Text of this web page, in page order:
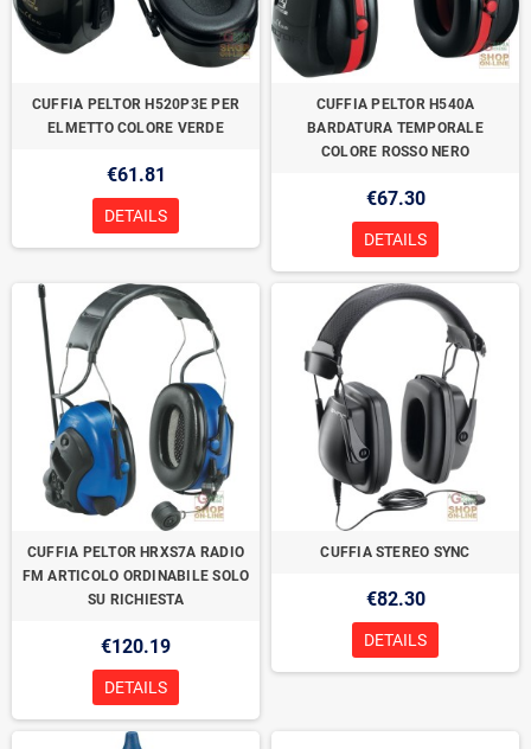
CUFFIA PELTOR H520P3E PER
ELMETTO COLORE VERDE
€61.81
DETAILS
CUFFIA PELTOR H540A
BARDATURA TEMPORALE
COLORE ROSSO NERO
€67.30
DETAILS
CUFFIA PELTOR HRXS7A RADIO
FM ARTICOLO ORDINABILE SOLO
SU RICHIESTA
€120.19
DETAILS
CUFFIA STEREO SYNC
€82.30
DETAILS